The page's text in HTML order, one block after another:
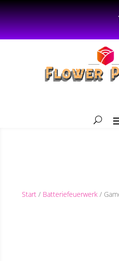
Start/ Batteriefeuerwerk/